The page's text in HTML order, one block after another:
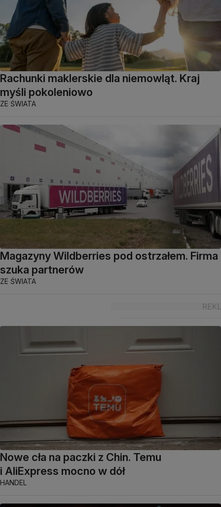
Rachunki maklerskie dla niemowląt. Kraj
myśli pokoleniowo
ZE ŚWIATA
Magazyny Wildberries pod ostrzałem. Firma
szuka partnerów
ZE ŚWIATA
Nowe cła na paczki z Chin. Temu
i AliExpress mocno w dół
HANDEL